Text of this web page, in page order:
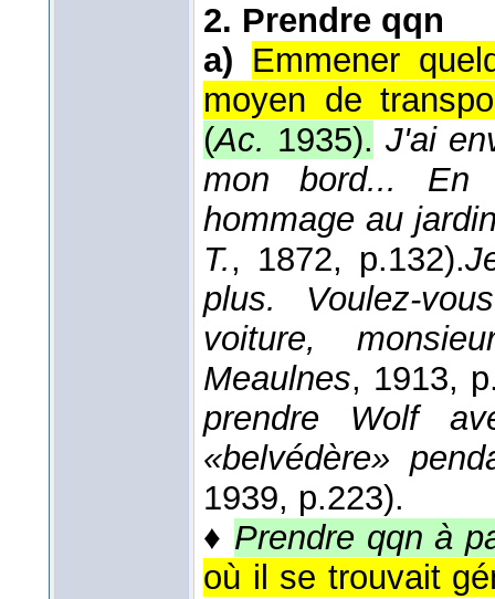
2. Prendre qqn
a) Emmener
moyen de
(Ac. 1935). J'ai
mon bord... En
hommage au
T., 1872, p.132).
plus. Voulez-
voiture,
Meaulnes, 1913,
prendre Wolf
«belvédère»
1939, p.223).
♦ Prendre qqn à
où il se trouvait